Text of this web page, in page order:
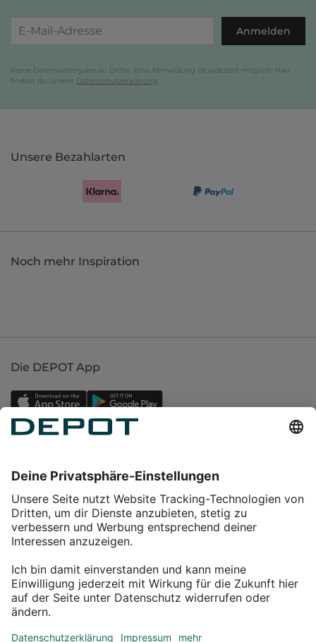
Anmelden
Keine Datenweitergabe an Dritte. Eine Abmeldung ist jederzeit möglich. Hier
findest du unsere Datenschutzerklärung
Unsere Bezahlarten
Noch mehr Inspiration
Die DEPOT App
Service
Über DEPOT
Kontakt